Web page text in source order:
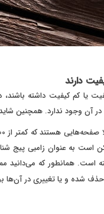
دارند
یا کم کیفیت داشته
در آن وجود ندارد. همچنین
است به عنوان زامبی پیج
است. همانطور که
شده و یا تغییری در آن‌ها